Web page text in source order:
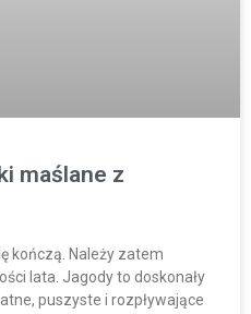
maślane z
kończą. Należy zatem
lata. Jagody to doskonały
puszyste i rozpływające